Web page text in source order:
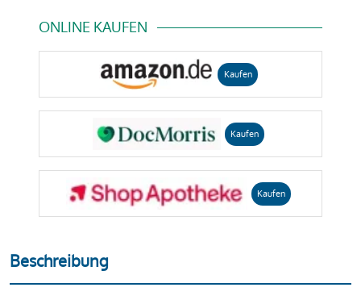
ONLINE KAUFEN
Kaufen
Kaufen
Kaufen
Beschreibung